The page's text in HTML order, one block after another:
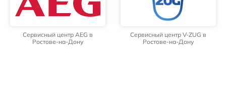
Сервисный центр AEG в
Ростове-на-Дону
Сервисный центр V-ZUG в
Ростове-на-Дону